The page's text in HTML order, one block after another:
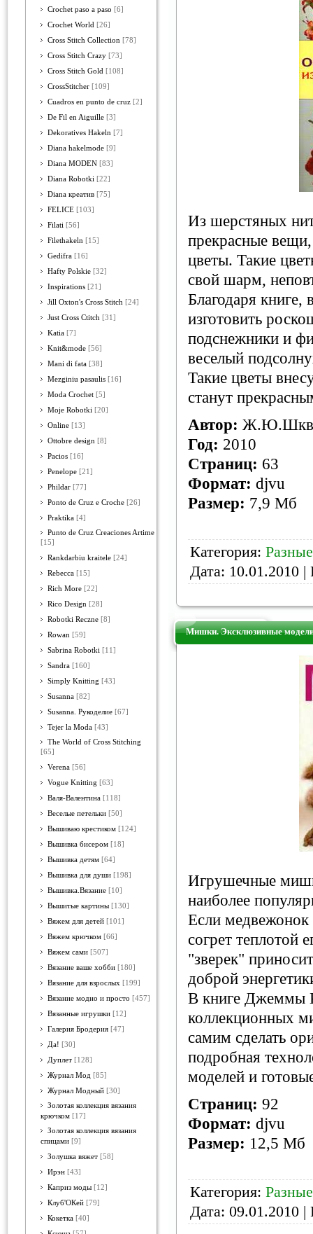
Crochet paso a paso [6]
Crochet World [26]
Cross Stitch Collection [78]
Cross Stitch Crazy [73]
Cross Stitch Gold [108]
CrossStitcher [109]
Cuadros en punto de cruz [2]
De Fil en Aiguille [3]
Dekoratives Hakeln [7]
Diana hakelmode [9]
Diana MODEN [83]
Diana Robotki [22]
Diana креатив [75]
FELICE [103]
Filati [56]
Filethakeln [15]
Gedifra [16]
Hafty Polskie [32]
Inspirations [21]
Jill Oxton's Cross Stitch [24]
Just Cross Ctitch [31]
Katia [7]
Knit&mode [56]
Mani di fata [38]
Mezginiu pasaulis [16]
Moda Crochet [5]
Moje Robotki [20]
Online [13]
Ottobre design [8]
Pacios [16]
Penelope [21]
Phildar [77]
Ponto de Cruz e Croche [26]
Praktika [4]
Punto de Cruz Creaciones Artime
[15]
Rankdarbiu kraitele [24]
Rebecca [15]
Rich More [22]
Rico Design [28]
Robotki Reczne [8]
Rowan [59]
Sabrina Robotki [11]
Sandra [160]
Simply Knitting [43]
Susanna [82]
Susanna. Рукоделие [67]
Tejer la Moda [43]
The World of Cross Stitching
[65]
Verena [56]
Vogue Knitting [63]
Валя-Валентина [118]
Веселые петельки [50]
Вышиваю крестиком [124]
Вышивка бисером [18]
Вышивка детям [64]
Вышивка для души [198]
Вышивка.Вязание [10]
Вышитые картины [130]
Вяжем для детей [101]
Вяжем крючком [66]
Вяжем сами [507]
Вязание ваше хобби [180]
Вязание для взрослых [199]
Вязание модно и просто [457]
Вязанные игрушки [12]
Галерия Бродерия [47]
Да! [30]
Дуплет [128]
Журнал Мод [85]
Журнал Модный [30]
Золотая коллекция вязания
крючком [17]
Золотая коллекция вязания
спицами [9]
Золушка вяжет [58]
Ирэн [43]
Каприз моды [12]
Клуб'ОКей [79]
Кокетка [40]
Из шерстяных
прекрасные
цветы. Такие
свой шарм,
Благодаря
изготовить
подснежники и
веселый
Такие цветы
станут
Автор:
Год: 2010
Страниц: 63
Формат: djvu
Размер: 7,9 Мб
Категория:
Дата: 10.01.2010 |
Мишки. Эксклюзивные
Игрушечные
наиболее
Если медвежонок
согрет теплотой
"зверек"
доброй
В книге Джеммы
коллекционных
самим сделать
подробная
моделей и
Страниц: 92
Формат: djvu
Размер: 12,5 Мб
Категория:
Дата: 09.01.2010 |